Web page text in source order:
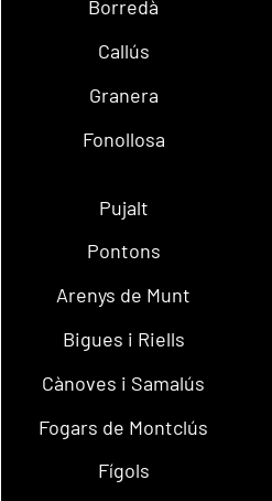
Borredà
Callús
Granera
Fonollosa
Pujalt
Pontons
Arenys de Munt
Bigues i Riells
Cànoves i Samalús
Fogars de Montclús
Fígols